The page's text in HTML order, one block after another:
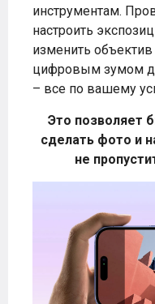
инструментам.
настроить
изменить
цифровым зумом
– все по вашему
Это позволяет
сделать фото и
не